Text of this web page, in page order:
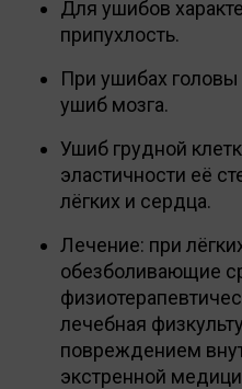
Для ушибов
припухлость.
При ушибах
ушиб мозга.
Ушиб грудной
эластичности её
лёгких и сердца.
Лечение: при
обезболивающие
лечебная
повреждением
экстренной